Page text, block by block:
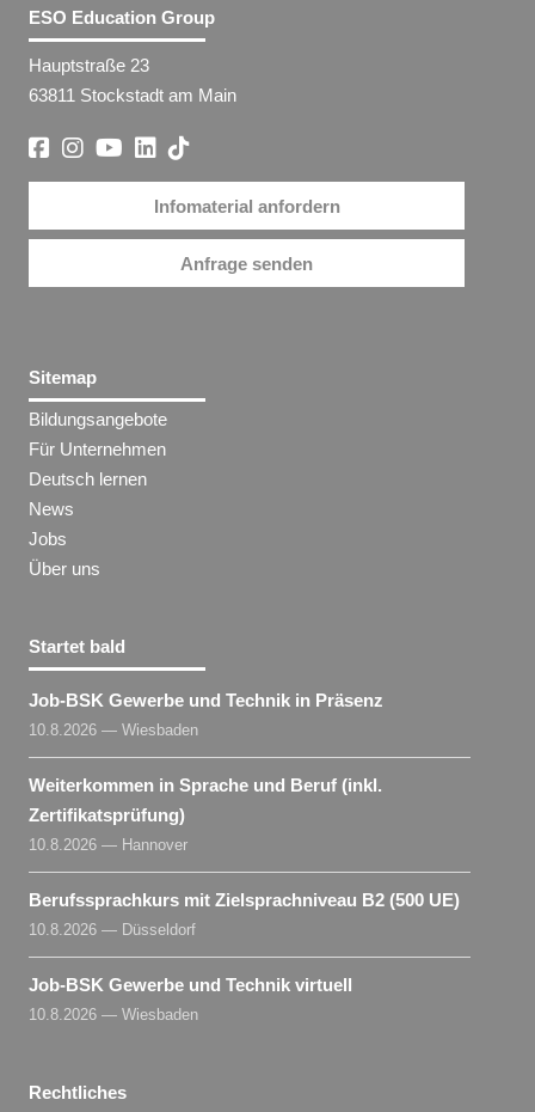
ESO Education Group
Hauptstraße 23
63811 Stockstadt am Main
Infomaterial anfordern
Anfrage senden
Sitemap
Bildungsangebote
Für Unternehmen
Deutsch lernen
News
Jobs
Über uns
Startet bald
Job-BSK Gewerbe und Technik in Präsenz
10.8.2026 — Wiesbaden
Weiterkommen in Sprache und Beruf (inkl.
Zertifikatsprüfung)
10.8.2026 — Hannover
Berufssprachkurs mit Zielsprachniveau B2 (500 UE)
10.8.2026 — Düsseldorf
Job-BSK Gewerbe und Technik virtuell
10.8.2026 — Wiesbaden
Rechtliches